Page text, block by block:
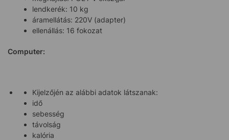
lendkerék: 10 kg
áramellátás: 220V (adapter)
ellenállás: 16 fokozat
Computer:
Kijelzőjén az alábbi adatok látszanak:
idő
sebesség
távolság
kalória